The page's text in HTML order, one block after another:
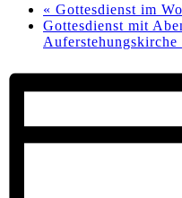
« Gottesdienst im
Gottesdienst mit